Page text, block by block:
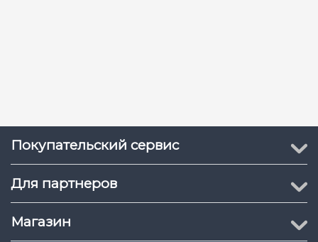
Входной интерфейс :
1
Покупательский сервис
Для партнеров
Магазин